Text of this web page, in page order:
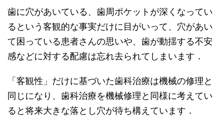
歯に穴があいている、歯周ポケットが深くなってい
るという客観的な事実だけに目がいって、穴があい
て困っている患者さんの思いや、歯が動揺する不安
感などに対する配慮は忘れ去られてしまいます．
「客観性」だけに基づいた歯科治療は機械の修理と
同じになり、歯科治療を機械修理と同様に考えてい
ると将来大きな落とし穴が待ち構えています．